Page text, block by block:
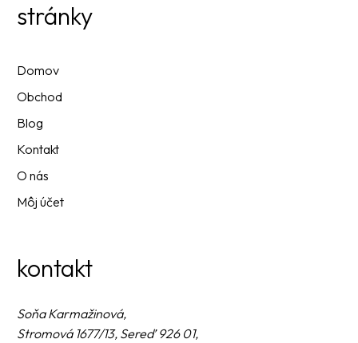
stránky
Domov
Obchod
Blog
Kontakt
O nás
Môj účet
kontakt
Soňa Karmažinová,
Stromová 1677/13, Sereď 926 01,